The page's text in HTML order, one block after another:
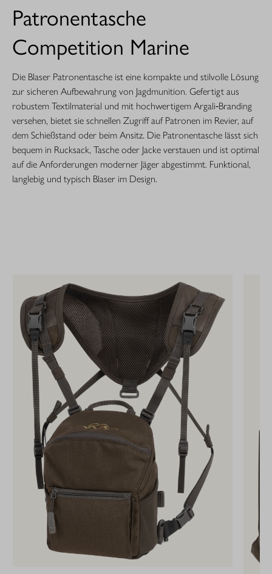
Patronentasche
Competition Marine
Die Blaser Patronentasche ist eine kompakte und stilvolle Lösung
zur sicheren Aufbewahrung von Jagdmunition. Gefertigt aus
robustem Textilmaterial und mit hochwertigem Argali‑Branding
versehen, bietet sie schnellen Zugriff auf Patronen im Revier, auf
dem Schießstand oder beim Ansitz. Die Patronentasche lässt sich
bequem in Rucksack, Tasche oder Jacke verstauen und ist optimal
auf die Anforderungen moderner Jäger abgestimmt. Funktional,
langlebig und typisch Blaser im Design.